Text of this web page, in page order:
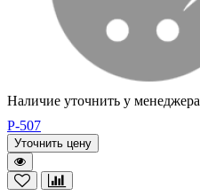
Наличие уточнить у менеджера
P-507
Уточнить цену